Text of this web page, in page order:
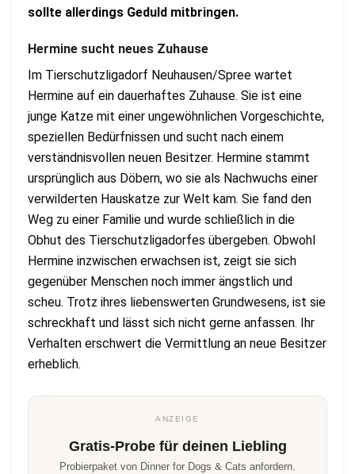
sollte allerdings Geduld mitbringen.
Hermine sucht neues Zuhause
Im Tierschutzligadorf Neuhausen/Spree wartet
Hermine auf ein dauerhaftes Zuhause. Sie ist eine
junge Katze mit einer ungewöhnlichen Vorgeschichte,
speziellen Bedürfnissen und sucht nach einem
verständnisvollen neuen Besitzer. Hermine stammt
ursprünglich aus Döbern, wo sie als Nachwuchs einer
verwilderten Hauskatze zur Welt kam. Sie fand den
Weg zu einer Familie und wurde schließlich in die
Obhut des Tierschutzligadorfes übergeben. Obwohl
Hermine inzwischen erwachsen ist, zeigt sie sich
gegenüber Menschen noch immer ängstlich und
scheu. Trotz ihres liebenswerten Grundwesens, ist sie
schreckhaft und lässt sich nicht gerne anfassen. Ihr
Verhalten erschwert die Vermittlung an neue Besitzer
erheblich.
ANZEIGE
Gratis-Probe für deinen Liebling
Probierpaket von Dinner for Dogs & Cats anfordern.